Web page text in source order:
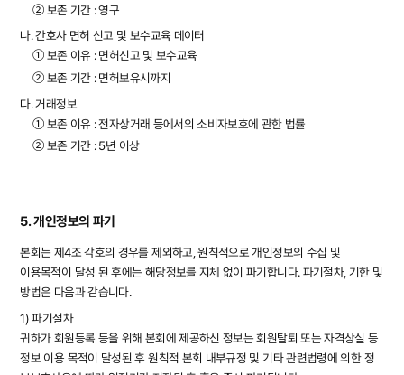
② 보존 기간 : 영구
나. 간호사 면허 신고 및 보수교육 데이터
① 보존 이유 : 면허신고 및 보수교육
② 보존 기간 : 면허보유시까지
다. 거래정보
① 보존 이유 : 전자상거래 등에서의 소비자보호에 관한 법률
② 보존 기간 : 5년 이상
5. 개인정보의 파기
본회는 제4조 각호의 경우를 제외하고, 원칙적으로 개인정보의 수집 및
이용목적이 달성 된 후에는 해당정보를 지체 없이 파기합니다. 파기절차, 기한 및
방법은 다음과 같습니다.
1) 파기절차
귀하가 회원등록 등을 위해 본회에 제공하신 정보는 회원탈퇴 또는 자격상실 등
정보 이용 목적이 달성된 후 원칙적 본회 내부규정 및 기타 관련법령에 의한 정